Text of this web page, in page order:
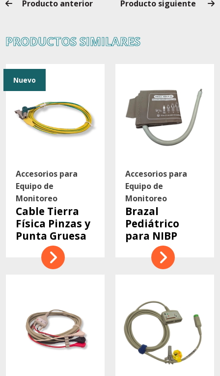
Producto anterior Producto siguiente
PRODUCTOS SIMILARES
Accesorios para
Equipo de
Monitoreo
Cable Tierra
Física Pinzas y
Punta Gruesa
Nuevo
Accesorios para
Equipo de
Monitoreo
Brazal
Pediátrico
para NIBP